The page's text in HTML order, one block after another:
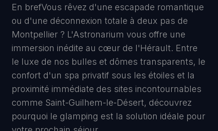
En bref ​Vous rêvez d'une escapade romantique
ou d'une déconnexion totale à deux pas de
Montpellier ? L'Astronarium vous offre une
immersion inédite au cœur de l'Hérault. Entre
le luxe de nos bulles et dômes transparents, le
confort d'un spa privatif sous les étoiles et la
proximité immédiate des sites incontournables
comme Saint-Guilhem-le-Désert, découvrez
pourquoi le glamping est la solution idéale pour